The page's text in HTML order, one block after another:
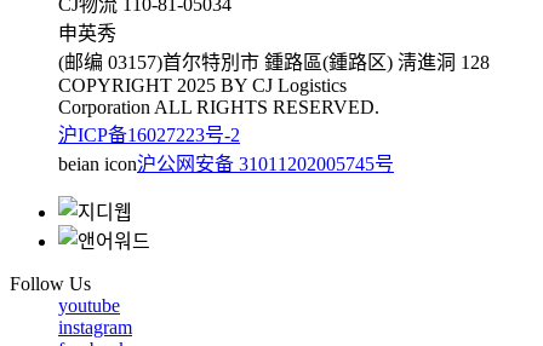
CJ物流 110-81-05034
申英秀
(邮编 03157)首尔特別市 鍾路區(鍾路区) 淸進洞 128
COPYRIGHT 2025 BY CJ Logistics
Corporation ALL RIGHTS RESERVED.
沪ICP备16027223号-2
beian icon沪公网安备 31011202005745号
Follow Us
youtube
instagram